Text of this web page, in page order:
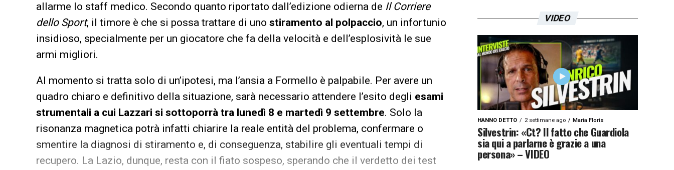
allarme lo staff medico. Secondo quanto riportato dall’edizione odierna de Il Corriere
dello Sport, il timore è che si possa trattare di uno stiramento al polpaccio, un infortunio
insidioso, specialmente per un giocatore che fa della velocità e dell’esplosività le sue
armi migliori.
Al momento si tratta solo di un’ipotesi, ma l’ansia a Formello è palpabile. Per avere un
quadro chiaro e definitivo della situazione, sarà necessario attendere l’esito degli esami
strumentali a cui Lazzari si sottoporrà tra lunedì 8 e martedì 9 settembre. Solo la
risonanza magnetica potrà infatti chiarire la reale entità del problema, confermare o
smentire la diagnosi di stiramento e, di conseguenza, stabilire gli eventuali tempi di
recupero. La Lazio, dunque, resta con il fiato sospeso, sperando che il verdetto dei test
VIDEO
HANNO DETTO 2 settimane ago Maria Floris
Silvestrin: «Ct? Il fatto che Guardiola
sia qui a parlarne è grazie a una
persona» – VIDEO